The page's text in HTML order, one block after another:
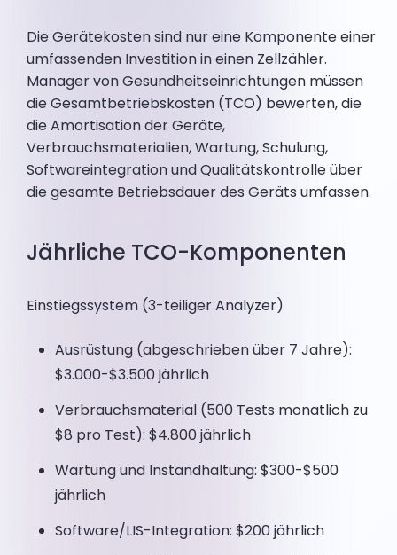
Die Gerätekosten sind nur eine Komponente einer
umfassenden Investition in einen Zellzähler.
Manager von Gesundheitseinrichtungen müssen
die Gesamtbetriebskosten (TCO) bewerten, die
die Amortisation der Geräte,
Verbrauchsmaterialien, Wartung, Schulung,
Softwareintegration und Qualitätskontrolle über
die gesamte Betriebsdauer des Geräts umfassen.
Jährliche TCO-Komponenten
Einstiegssystem (3-teiliger Analyzer)
Ausrüstung (abgeschrieben über 7 Jahre):
$3.000-$3.500 jährlich
Verbrauchsmaterial (500 Tests monatlich zu
$8 pro Test): $4.800 jährlich
Wartung und Instandhaltung: $300-$500
jährlich
Software/LIS-Integration: $200 jährlich